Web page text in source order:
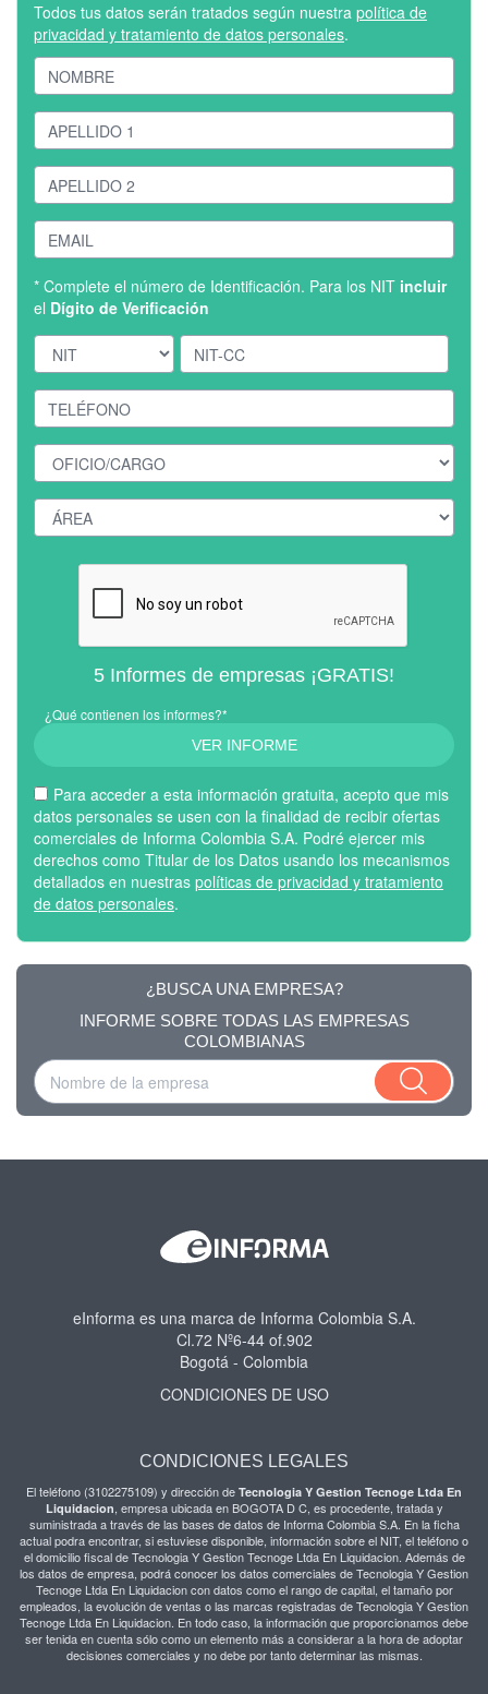
Todos tus datos serán tratados según nuestra política de
privacidad y tratamiento de datos personales.
* Complete el número de Identificación. Para los NIT incluir
el Dígito de Verificación
5 Informes de empresas ¡GRATIS!
¿Qué contienen los informes?*
VER INFORME
Para acceder a esta información gratuita, acepto que mis
datos personales se usen con la finalidad de recibir ofertas
comerciales de Informa Colombia S.A. Podré ejercer mis
derechos como Titular de los Datos usando los mecanismos
detallados en nuestras políticas de privacidad y tratamiento
de datos personales.
¿BUSCA UNA EMPRESA?
INFORME SOBRE TODAS LAS EMPRESAS
COLOMBIANAS
eInforma es una marca de Informa Colombia S.A.
Cl.72 Nº6-44 of.902
Bogotá - Colombia
CONDICIONES DE USO
CONDICIONES LEGALES
El teléfono (3102275109) y dirección de Tecnologia Y Gestion Tecnoge Ltda En
Liquidacion
suministrada a través de las bases de datos de Informa Colombia S.A. En la ficha
actual podra encontrar, si estuviese disponible, información sobre el NIT, el teléfono o
el domicilio fiscal de Tecnologia Y Gestion Tecnoge Ltda En Liquidacion. Además de
los datos de empresa, podrá conocer los datos comerciales de Tecnologia Y Gestion
Tecnoge Ltda En Liquidacion con datos como el rango de capital, el tamaño por
empleados, la evolución de ventas o las marcas registradas de Tecnologia Y Gestion
Tecnoge Ltda En Liquidacion. En todo caso, la información que proporcionamos debe
ser tenida en cuenta sólo como un elemento más a considerar a la hora de adoptar
decisiones comerciales y no debe por tanto determinar las mismas.